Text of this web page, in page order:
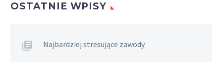
OSTATNIE WPISY
Najbardziej stresujące zawody